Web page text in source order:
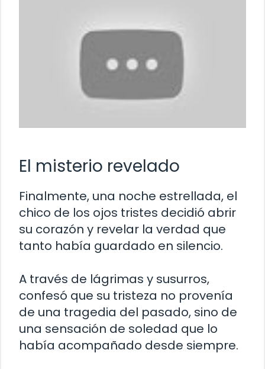
El misterio revelado
Finalmente, una noche estrellada, el
chico de los ojos tristes decidió abrir
su corazón y revelar la verdad que
tanto había guardado en silencio.
A través de lágrimas y susurros,
confesó que su tristeza no provenía
de una tragedia del pasado, sino de
una sensación de soledad que lo
había acompañado desde siempre.